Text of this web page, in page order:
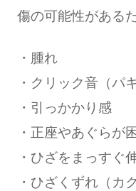
傷の可能性がある
・腫れ
・クリック音（パ
・引っかかり感
・正座やあぐらが
・ひざをまっすぐ
・ひざくずれ（カ